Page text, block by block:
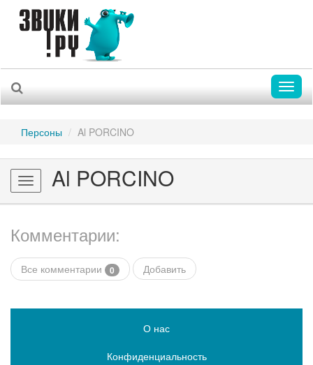
Персоны Al PORCINO
Toggle
navigation
Al PORCINO
Комментарии:
Все комментарии 0 Добавить
О нас
Конфиденциальность